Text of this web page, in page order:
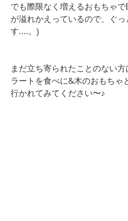
でも際限なく増えるおもちゃ
が溢れかえっているので、ぐっ
す....。)
まだ立ち寄られたことのない
ラートを食べに&木のおもちゃ
行かれてみてください〜♪